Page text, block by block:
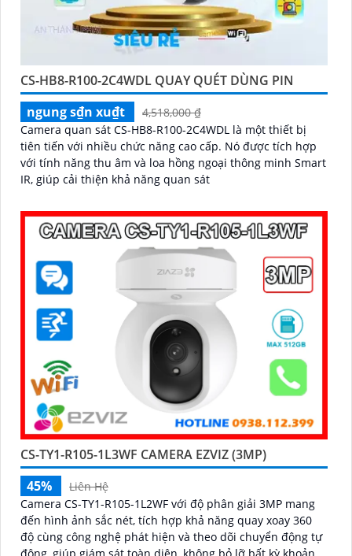
CS-HB8-R100-2C4WDL QUAY QUÉT DÙNG PIN
ngung s₫n xu₫t
4,518,000 ₫
Camera quan sát CS-HB8-R100-2C4WDL là một thiết bị
tiên tiến với nhiều chức năng cao cấp. Nó được tích hợp
với tính năng thu âm và loa hồng ngoại thông minh Smart
IR, giúp cải thiện khả năng quan sát
CS-TY1-R105-1L3WF CAMERA EZVIZ (3MP)
45%
Liên Hệ
Camera CS-TY1-R105-1L2WF với độ phân giải 3MP mang
đến hình ảnh sắc nét, tích hợp khả năng quay xoay 360
độ cùng công nghệ phát hiện và theo dõi chuyển động tự